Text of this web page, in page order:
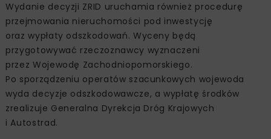
Wydanie decyzji ZRID uruchamia również procedurę
przejmowania nieruchomości pod inwestycję
oraz wypłaty odszkodowań. Wyceny będą
przygotowywać rzeczoznawcy wyznaczeni
przez Wojewodę Zachodniopomorskiego.
Po sporządzeniu operatów szacunkowych wojewoda
wyda decyzje odszkodowawcze, a wypłatę środków
zrealizuje Generalna Dyrekcja Dróg Krajowych
i Autostrad.